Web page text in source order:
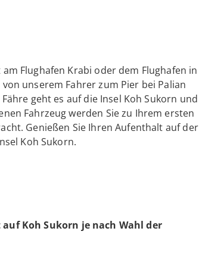
Flughafen Krabi oder dem Flughafen in
unserem Fahrer zum Pier bei Palian
geht es auf die Insel Koh Sukorn und
Fahrzeug werden Sie zu Ihrem ersten
Genießen Sie Ihren Aufenthalt auf der
Koh Sukorn.
Koh Sukorn je nach Wahl der